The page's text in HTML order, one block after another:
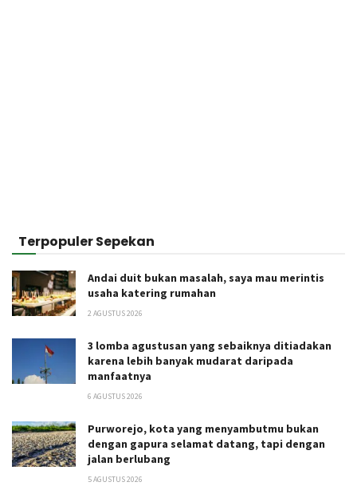
Terpopuler Sepekan
Andai duit bukan masalah, saya mau merintis
usaha katering rumahan
2 AGUSTUS 2026
3 lomba agustusan yang sebaiknya ditiadakan
karena lebih banyak mudarat daripada
manfaatnya
6 AGUSTUS 2026
Purworejo, kota yang menyambutmu bukan
dengan gapura selamat datang, tapi dengan
jalan berlubang
5 AGUSTUS 2026